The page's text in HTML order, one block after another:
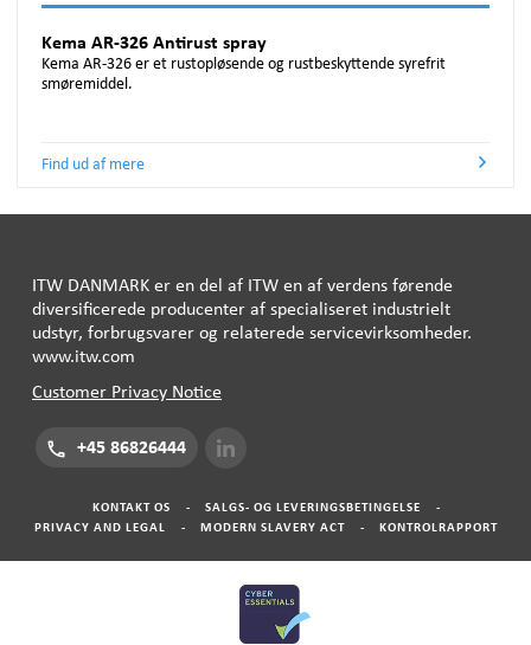
Kema AR-326 Antirust spray
Kema AR-326 er et rustopløsende og rustbeskyttende syrefrit
smøremiddel.
Find ud af mere
ITW DANMARK er en del af ITW en af ​​verdens førende
diversificerede producenter af specialiseret industrielt
udstyr, forbrugsvarer og relaterede servicevirksomheder.
www.itw.com
Customer Privacy Notice
+45 86826444
KONTAKT OS - SALGS- OG LEVERINGSBETINGELSE
-
PRIVACY AND LEGAL
- MODERN SLAVERY ACT - KONTROLRAPPORT